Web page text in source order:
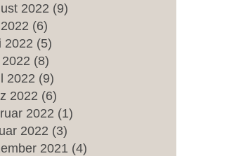
2022 (9)
2022 (6)
2022 (5)
2022 (8)
2022 (9)
2022 (6)
2022 (1)
2022 (3)
2021 (4)